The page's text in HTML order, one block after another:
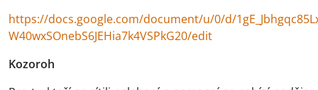
https://docs.google.com/document/u/0/d/
W40wxSOnebS6JEHia7k4VSPkG20/edit
Kozoroh